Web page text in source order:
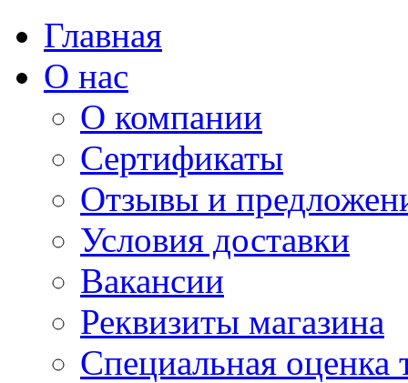
Главная
О нас
О компании
Сертификаты
Отзывы и
Условия доставки
Вакансии
Реквизиты магазина
Специальная оценка